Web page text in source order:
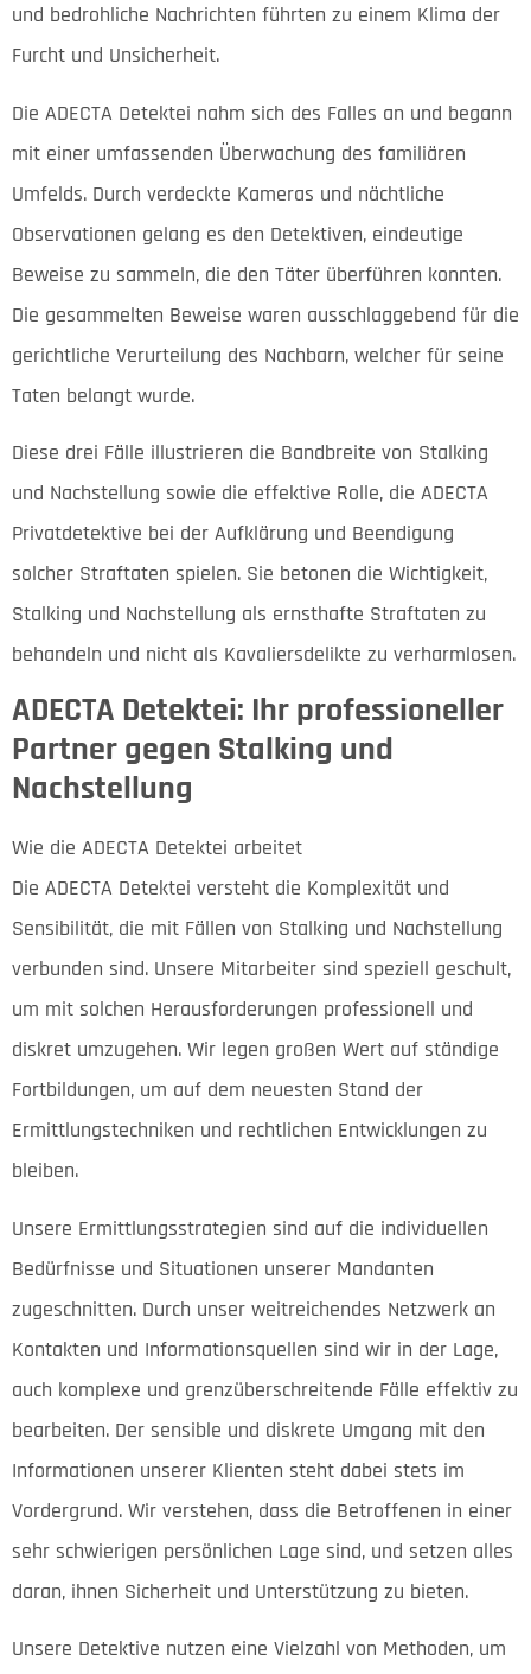
und bedrohliche Nachrichten führten zu einem Klima der
Furcht und Unsicherheit.
Die ADECTA Detektei nahm sich des Falles an und begann
mit einer umfassenden Überwachung des familiären
Umfelds. Durch verdeckte Kameras und nächtliche
Observationen gelang es den Detektiven, eindeutige
Beweise zu sammeln, die den Täter überführen konnten.
Die gesammelten Beweise waren ausschlaggebend für die
gerichtliche Verurteilung des Nachbarn, welcher für seine
Taten belangt wurde.
Diese drei Fälle illustrieren die Bandbreite von Stalking
und Nachstellung sowie die effektive Rolle, die ADECTA
Privatdetektive bei der Aufklärung und Beendigung
solcher Straftaten spielen. Sie betonen die Wichtigkeit,
Stalking und Nachstellung als ernsthafte Straftaten zu
behandeln und nicht als Kavaliersdelikte zu verharmlosen.
ADECTA Detektei: Ihr professioneller
Partner gegen Stalking und
Nachstellung
Wie die ADECTA Detektei arbeitet
Die ADECTA Detektei versteht die Komplexität und
Sensibilität, die mit Fällen von Stalking und Nachstellung
verbunden sind. Unsere Mitarbeiter sind speziell geschult,
um mit solchen Herausforderungen professionell und
diskret umzugehen. Wir legen großen Wert auf ständige
Fortbildungen, um auf dem neuesten Stand der
Ermittlungstechniken und rechtlichen Entwicklungen zu
bleiben.
Unsere Ermittlungsstrategien sind auf die individuellen
Bedürfnisse und Situationen unserer Mandanten
zugeschnitten. Durch unser weitreichendes Netzwerk an
Kontakten und Informationsquellen sind wir in der Lage,
auch komplexe und grenzüberschreitende Fälle effektiv zu
bearbeiten. Der sensible und diskrete Umgang mit den
Informationen unserer Klienten steht dabei stets im
Vordergrund. Wir verstehen, dass die Betroffenen in einer
sehr schwierigen persönlichen Lage sind, und setzen alles
daran, ihnen Sicherheit und Unterstützung zu bieten.
Unsere Detektive nutzen eine Vielzahl von Methoden, um